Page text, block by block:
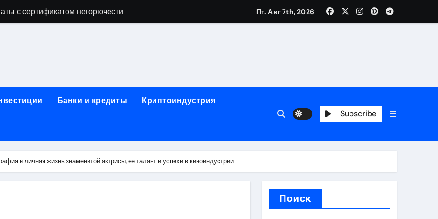
с сертификатом негорючести
и направляющих для конвейерных лент
лотков для хранения электронных компонентов
этапы строительства, проверка застройщика и сценарии оформления сделки
информация о сельскохозяйственных предприятиях
Пт. Авг 7th, 2026
Банки и кредиты Криптоиндустрия
Subscribe
и личная жизнь знаменитой актрисы, ее талант и успехи в киноиндустрии
Поиск